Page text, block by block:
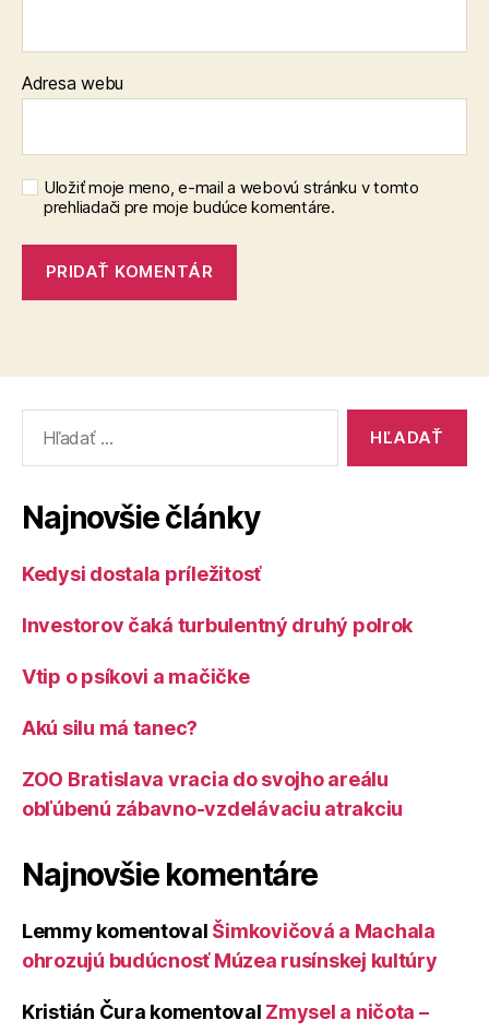
Adresa webu
Uložiť moje meno, e-mail a webovú stránku v tomto
prehliadači pre moje budúce komentáre.
Najnovšie články
Kedysi dostala príležitosť
Investorov čaká turbulentný druhý polrok
Vtip o psíkovi a mačičke
Akú silu má tanec?
ZOO Bratislava vracia do svojho areálu
obľúbenú zábavno-vzdelávaciu atrakciu
Najnovšie komentáre
Lemmy komentoval Šimkovičová a Machala
ohrozujú budúcnosť Múzea rusínskej kultúry
Kristián Čura komentoval Zmysel a ničota –